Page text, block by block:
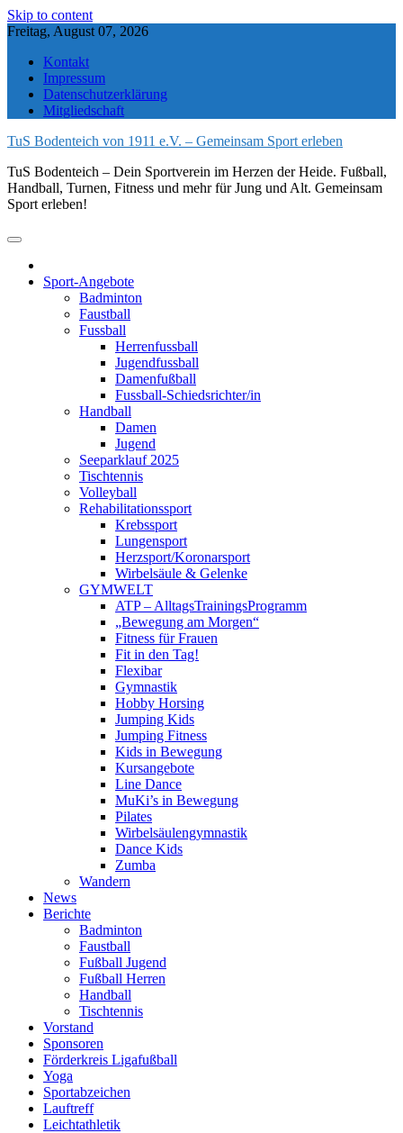
Skip to content
Freitag, August 07, 2026
Kontakt
Impressum
Datenschutzerklärung
Mitgliedschaft
TuS Bodenteich von 1911 e.V. – Gemeinsam Sport erleben
TuS Bodenteich – Dein Sportverein im Herzen der Heide. Fußball,
Handball, Turnen, Fitness und mehr für Jung und Alt. Gemeinsam
Sport erleben!
Sport-Angebote
Badminton
Faustball
Fussball
Herrenfussball
Jugendfussball
Damenfußball
Fussball-Schiedsrichter/in
Handball
Damen
Jugend
Seeparklauf 2025
Tischtennis
Volleyball
Rehabilitationssport
Krebssport
Lungensport
Herzsport/Koronarsport
Wirbelsäule & Gelenke
GYMWELT
ATP – AlltagsTrainingsProgramm
„Bewegung am Morgen“
Fitness für Frauen
Fit in den Tag!
Flexibar
Gymnastik
Hobby Horsing
Jumping Kids
Jumping Fitness
Kids in Bewegung
Kursangebote
Line Dance
MuKi’s in Bewegung
Pilates
Wirbelsäulengymnastik
Dance Kids
Zumba
Wandern
News
Berichte
Badminton
Faustball
Fußball Jugend
Fußball Herren
Handball
Tischtennis
Vorstand
Sponsoren
Förderkreis Ligafußball
Yoga
Sportabzeichen
Lauftreff
Leichtathletik